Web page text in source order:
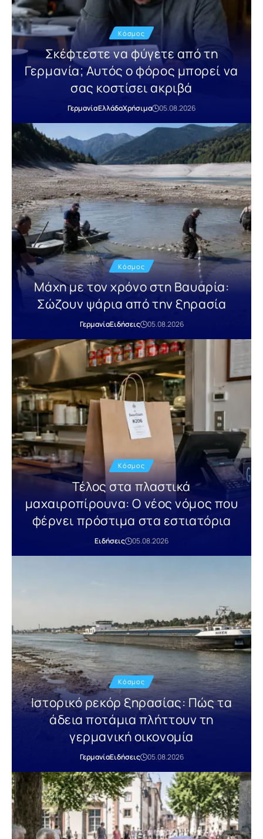
Κόσμος
Σκέφτεστε να φύγετε από τη
Γερμανία; Αυτός ο φόρος μπορεί να
σας κοστίσει ακριβά
ΓερμανίαΕλλάδαΧρήσιμα 05.08.2026
Κόσμος
Μάχη με τον χρόνο στη Βαυαρία:
Σώζουν ψάρια από την ξηρασία
ΓερμανίαΕιδήσεις 05.08.2026
Κόσμος
Τέλος στα πλαστικά
μαχαιροπίρουνα: Ο νέος νόμος που
φέρνει πρόστιμα στα εστιατόρια
Ειδήσεις 05.08.2026
Κόσμος
Ιστορικό ρεκόρ ξηρασίας: Πώς τα
άδεια ποτάμια πλήττουν τη
γερμανική οικονομία
ΓερμανίαΕιδήσεις 05.08.2026